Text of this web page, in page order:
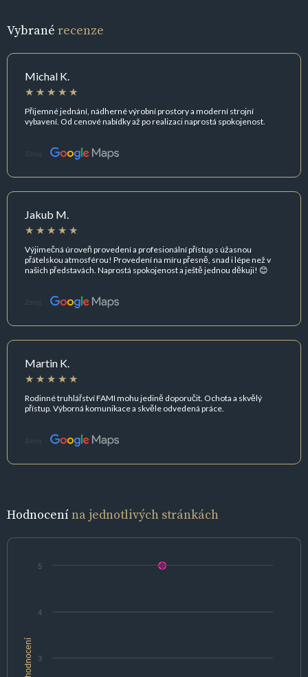
Vybrané recenze
Michal K.
Příjemné jednání, nádherné výrobní prostory a moderní strojní
vybavení. Od cenové nabídky až po realizaci naprostá spokojenost.
Zdroj:
Jakub M.
Výjimečná úroveň provedení a profesionální přístup s úžasnou
přátelskou atmosférou! Provedení na míru přesně, snad i lépe než v
našich představách. Naprostá spokojenost a ještě jednou děkuji! 😊
Zdroj:
Martin K.
Rodinné truhlářství FAMI mohu jedině doporučit. Ochota a skvělý
přístup. Výborná komunikace a skvěle odvedená práce.
Zdroj:
Hodnocenína jednotlivých stránkách
hodnocení 3
4
5